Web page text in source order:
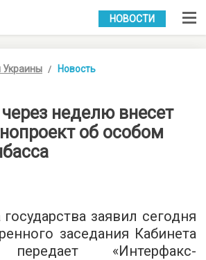
УКР РУС
НОВОСТИ
Украины Новость
неделю внесет
об особом
заявил сегодня
заседания Кабинета
передает «Интерфакс-